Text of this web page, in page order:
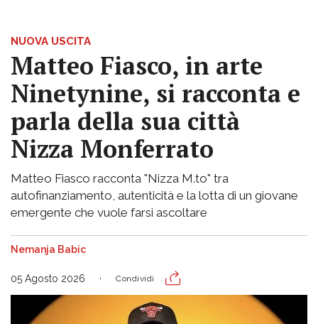
NUOVA USCITA
Matteo Fiasco, in arte
Ninetynine, si racconta e
parla della sua città
Nizza Monferrato
Matteo Fiasco racconta "Nizza M.to" tra
autofinanziamento, autenticità e la lotta di un giovane
emergente che vuole farsi ascoltare
Nemanja Babic
05 Agosto 2026 Condividi